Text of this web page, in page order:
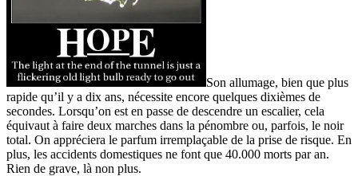
Son allumage, bien que plus
rapide qu’il y a dix ans, nécessite encore quelques dixièmes de
secondes. Lorsqu’on est en passe de descendre un escalier, cela
équivaut à faire deux marches dans la pénombre ou, parfois, le noir
total. On appréciera le parfum irremplaçable de la prise de risque. En
plus, les accidents domestiques ne font que 40.000 morts par an.
Rien de grave, là non plus.